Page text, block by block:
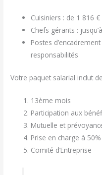
Cuisiniers : de 1 816
Chefs gérants :
Postes
responsabilités
Votre paquet salarial inclut
13ème mois
Participation aux
Mutuelle et
Prise en charge à
Comité d’Entreprise